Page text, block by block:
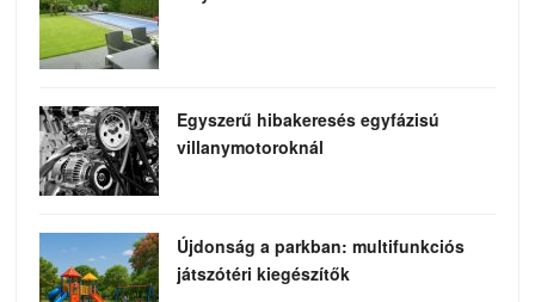
Egyszerű hibakeresés egyfázisú
villanymotoroknál
Újdonság a parkban: multifunkciós
játszótéri kiegészítők